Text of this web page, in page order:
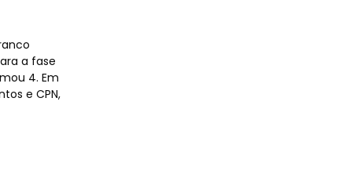
a fase
4. Em
e CPN,